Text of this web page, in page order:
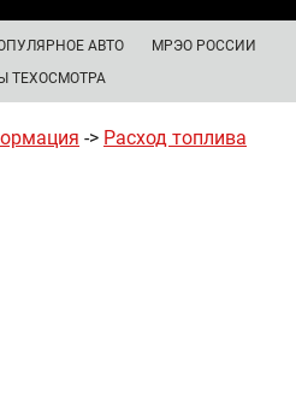
АВТО
МРЭО РОССИИ
ТЕХОСМОТРА
-> Расход топлива